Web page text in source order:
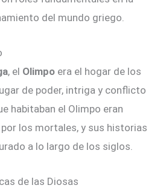
del mundo griego.
, el Olimpo era el hogar de los
de poder, intriga y conflicto
habitaban el Olimpo eran
los mortales, y sus historias
a lo largo de los siglos.
de las Diosas